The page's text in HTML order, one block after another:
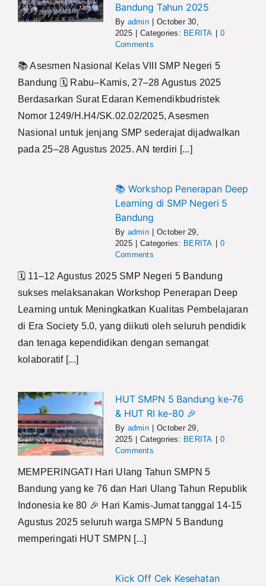
Bandung Tahun 2025
By admin
October 30,
2025
Categories: BERITA
0
Comments
📚 Asesmen Nasional Kelas VIII SMP Negeri 5
Bandung 🗓️ Rabu–Kamis, 27–28 Agustus 2025
Berdasarkan Surat Edaran Kemendikbudristek
Nomor 1249/H.H4/SK.02.02/2025, Asesmen
Nasional untuk jenjang SMP sederajat dijadwalkan
pada 25–28 Agustus 2025. AN terdiri [...]
📚 Workshop Penerapan Deep
Learning di SMP Negeri 5
Bandung
By admin
October 29,
2025
Categories: BERITA
0
Comments
🗓️ 11–12 Agustus 2025 SMP Negeri 5 Bandung
sukses melaksanakan Workshop Penerapan Deep
Learning untuk Meningkatkan Kualitas Pembelajaran
di Era Society 5.0, yang diikuti oleh seluruh pendidik
dan tenaga kependidikan dengan semangat
kolaboratif [...]
HUT SMPN 5 Bandung ke-76
& HUT RI ke-80 🎉
By admin
October 29,
2025
Categories: BERITA
0
Comments
MEMPERINGATI Hari Ulang Tahun SMPN 5
Bandung yang ke 76 dan Hari Ulang Tahun Republik
Indonesia ke 80 🎉 Hari Kamis-Jumat tanggal 14-15
Agustus 2025 seluruh warga SMPN 5 Bandung
memperingati HUT SMPN [...]
Kick Off Cek Kesehatan